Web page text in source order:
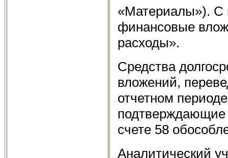
«Материалы»). С
финансовые
расходы».
Средства
вложений,
отчетном
подтверждающие
счете 58
Аналитический